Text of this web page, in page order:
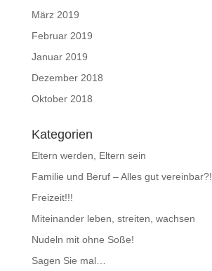
März 2019
Februar 2019
Januar 2019
Dezember 2018
Oktober 2018
Kategorien
Eltern werden, Eltern sein
Familie und Beruf – Alles gut vereinbar?!
Freizeit!!!
Miteinander leben, streiten, wachsen
Nudeln mit ohne Soße!
Sagen Sie mal…